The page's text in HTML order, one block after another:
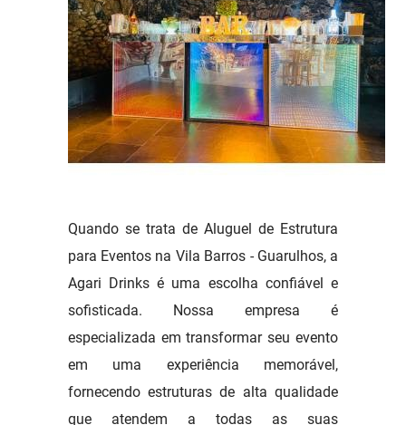
Quando se trata de Aluguel de Estrutura
para Eventos na Vila Barros - Guarulhos, a
Agari Drinks é uma escolha confiável e
sofisticada. Nossa empresa é
especializada em transformar seu evento
em uma experiência memorável,
fornecendo estruturas de alta qualidade
que atendem a todas as suas